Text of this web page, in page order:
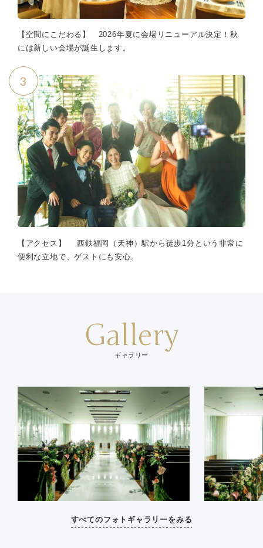
【空間にこだわる】 2026年夏に会場リニューアル決定！秋
には新しい会場が誕生します。
3
【アクセス】 西鉄福岡（天神）駅から徒歩1分という非常に
便利な立地で、ゲストにも安心。
Gallery
ギャラリー
すべてのフォトギャラリーをみる